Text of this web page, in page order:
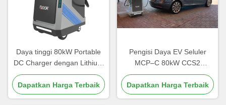
Daya tinggi 80kW Portable
DC Charger dengan Lithium
Battery Sheet Metal Housing
IP65 Untuk armada darurat
Dapatkan Harga Terbaik
Pengisi Daya EV Seluler
MCP–C 80kW CCS2
Kompatibel Baterai
Terintegrasi Kontrol Cerdas
OCPP Antarmuka Pengisian
Dapatkan Harga Terbaik